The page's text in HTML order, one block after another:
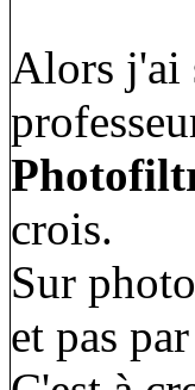
Alors j'ai
crois.
Sur
et pas